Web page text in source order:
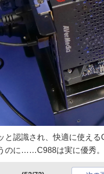
と認識され、快適に使え
のに……C988は実に優秀。